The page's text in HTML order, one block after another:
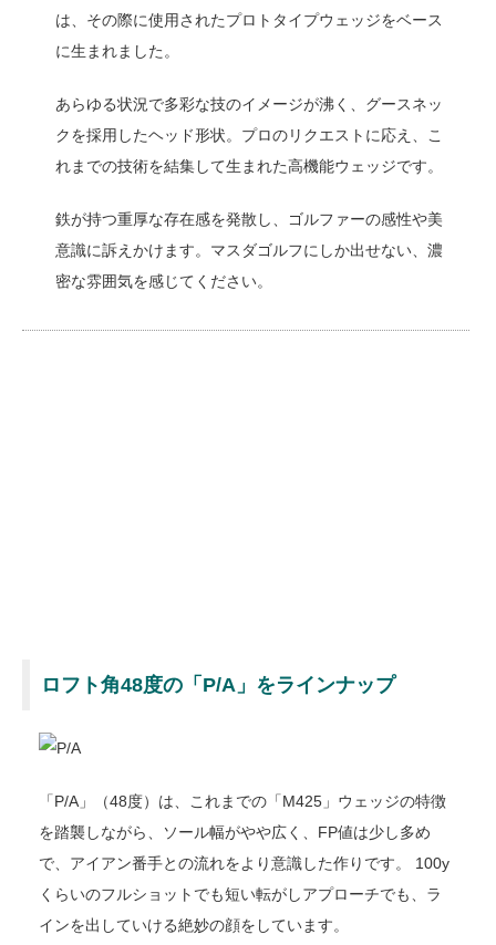
は、その際に使用されたプロトタイプウェッジをベース
に生まれました。
あらゆる状況で多彩な技のイメージが沸く、グースネッ
クを採用したヘッド形状。 プロのリクエストに応え、こ
れまでの技術を結集して生まれた高機能ウェッジです。
鉄が持つ重厚な存在感を発散し、ゴルファーの感性や美
意識に訴えかけます。 マスダゴルフにしか出せない、濃
密な雰囲気を感じてください。
ロフト角48度の「P/A」をラインナップ
「P/A」（48度）は、これまでの「M425」ウェッジの特徴
を踏襲しながら、ソール幅がやや広く、FP値は少し多め
で、アイアン番手との流れをより意識した作りです。 100y
くらいのフルショットでも短い転がしアプローチでも、ラ
インを出していける絶妙の顔をしています。